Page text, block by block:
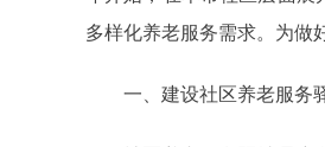
多样化养老服务需求。为做
一、建设社区养老服务